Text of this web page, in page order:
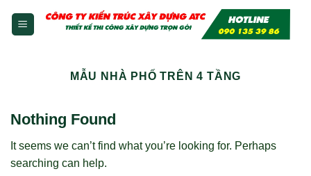
MẪU NHÀ PHỐ TRÊN 4 TẦNG
Nothing Found
It seems we can’t find what you’re looking for. Perhaps
searching can help.